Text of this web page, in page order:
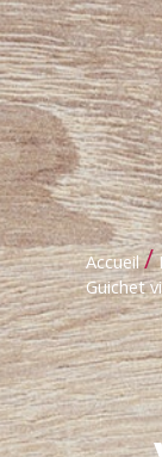
Accueil /
Guichet